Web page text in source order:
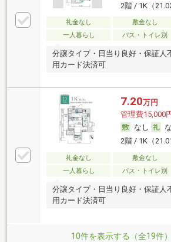
2階 / 1K（
礼金なし 敷金なし
一人暮らし
バス・トイレ別
分譲タイプ・日当り良好・保証人
用カード決済可
7.20万円
管理費15,000
なし
2階 / 1K（
礼金なし 敷金なし
一人暮らし
バス・トイレ別
分譲タイプ・日当り良好・保証人
用カード決済可
10件を表示する（全19件）